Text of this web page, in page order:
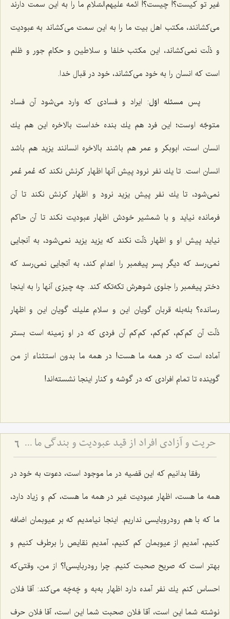
غیر تو كیست؟! چیست؟! ائمه علیهم‌السّلام ما را به این سمت دارند
می‌كشانند، مكتب اهل بیت ما را به این سمت می‌كشاند به عبودیت
و ذلّت نمی‌كشاند، این مكتب خلفا و سلاطین و حكام جور و ظلم
است كه انسان را به خود می‌كشاند، خود در قبال خدا.
پس مسئله اوّل: ایراد و فسادی كه وارد می‌شود آن فساد
متوجّه اوست؛ این فرد هم یك بنده خداست‌ بالاخره این هم یك
انسان است، ابوبكر و عمر هم باشند بالاخره انسانند یزید هم باشد
انسان است. تا یك نفر نرود پیش آنها اظهار كرنش نكند كه عُمر عُمر
نمی‌شود، تا یك نفر پیش یزید نرود و اظهار كرنش نكند تا آن
فرمانده نیاید و با شمشیر خودش اظهار عبودیت نكند تا آن حاكم
نیاید پیش او و اظهار ذلّت نكند كه یزید یزید نمی‌شود، به آنجایی
نمی‌رسد كه دیگر پسر پیغمبر را اعدام كند، به آنجایی نمی‌رسد كه
دختر پیغمبر را جلوی شوهرش تكه‌تكه كند. چه چیزی آنها را به اینجا
رسانده؟ بله‌بله قربان گویان این و سلام علیك گویان این و اظهار
ذلّت آن كم‌كم، كم‌كم، كم‌كم آن فردی كه در او زمینه است بستر
آماده است كه در همه ما هست! در همه ما بدون استثناء از من
گوینده تا تمام افرادی كه در گوشه و كنار اینجا نشسته‌اند!
حریت و آزادى افراد از قید عبودیت و بندگى ما سوی اللَه 6
رفقا بدانیم كه این قضیه در ما موجود است، دعوت به خود در
همه ما هست، اظهار عبودیت غیر در همه ما هست، كم و زیاد دارد،
ما كه با هم رودروبایسی نداریم. اینجا نیامدیم كه بر عیوبمان اضافه
كنیم، آمدیم از عیوبمان كم كنیم، آمدیم نقایص را برطرف كنیم و
بهتر است كه صریح صحبت كنیم. چرا رودربایسی!؟ از من، وقتی‌كه
احساس كنم یك نفر آمده دارد اظهار به‌به و چَه‌چَه می‌كند: آقا فلان
نوشته شما این است، آقا فلان صحبت شما این است، آقا فلان حرف